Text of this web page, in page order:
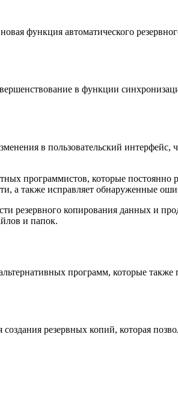
функция автоматического
в функции
в пользовательский
программистов, которые
а также исправляет обнаруженные
резервного копирования данных и
и папок.
программ, которые
резервных копий, которая